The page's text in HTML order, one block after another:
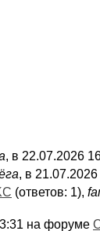
, в 22.07.2026
, в
(ответов: 1),
на форуме